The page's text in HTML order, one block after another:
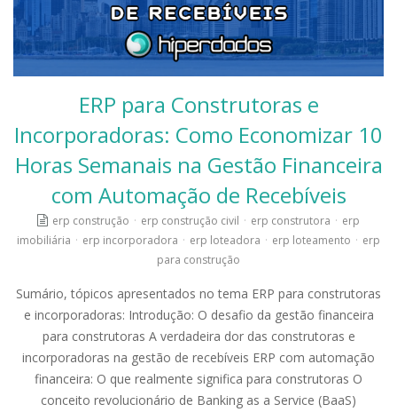
ERP para Construtoras e
Incorporadoras: Como Economizar 10
Horas Semanais na Gestão Financeira
com Automação de Recebíveis
erp construção · erp construção civil · erp construtora · erp
imobiliária · erp incorporadora · erp loteadora · erp loteamento · erp
para construção
Sumário, tópicos apresentados no tema ERP para construtoras
e incorporadoras: Introdução: O desafio da gestão financeira
para construtoras A verdadeira dor das construtoras e
incorporadoras na gestão de recebíveis ERP com automação
financeira: O que realmente significa para construtoras O
conceito revolucionário de Banking as a Service (BaaS)